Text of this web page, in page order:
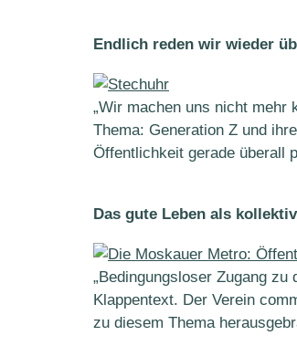
Endlich reden wir wieder
„Wir machen uns nicht mehr
Thema: Generation Z und
Öffentlichkeit gerade überall
Das gute Leben als
„Bedingungsloser Zugang
Klappentext. Der Verein
zu diesem Thema